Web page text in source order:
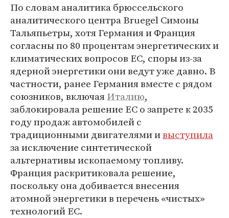
По словам аналитика брюссельского
аналитического центра Bruegel Симоны
Тальяпьетры, хотя Германия и Франция
согласны по 80 процентам энергетических и
климатических вопросов ЕС, споры из-за
ядерной энергетики они ведут уже давно. В
частности, ранее Германия вместе с рядом
союзников, включаяИталию,
заблокировала решение ЕС о запрете к 2035
году продаж автомобилей с
традиционными двигателями ивыступила
за исключение синтетической
альтернативы ископаемому топливу.
Франция раскритиковала решение,
поскольку она добивается внесения
атомной энергетики в перечень «чистых»
технологий ЕС.